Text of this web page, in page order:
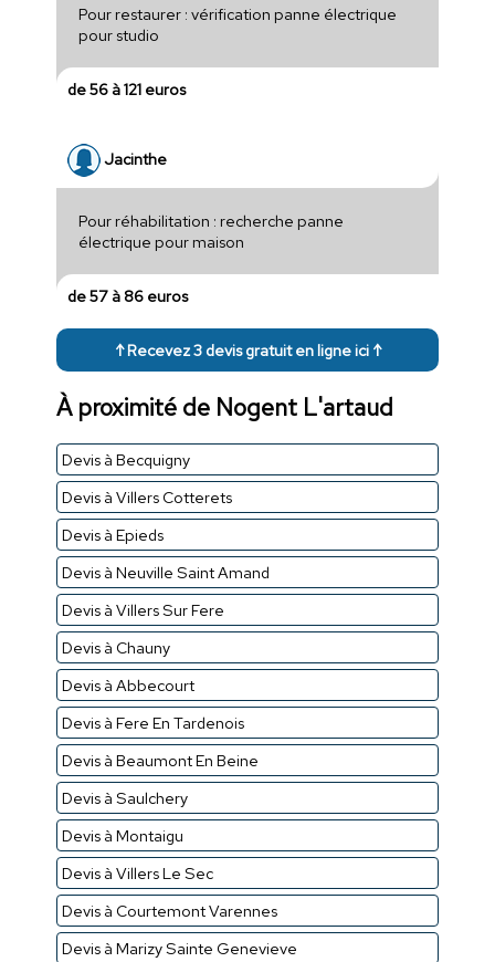
Pour restaurer : vérification panne électrique
pour studio
de 56 à 121 euros
Jacinthe
Pour réhabilitation : recherche panne
électrique pour maison
de 57 à 86 euros
↑ Recevez 3 devis gratuit en ligne ici ↑
À proximité de Nogent L'artaud
Devis à Becquigny
Devis à Villers Cotterets
Devis à Epieds
Devis à Neuville Saint Amand
Devis à Villers Sur Fere
Devis à Chauny
Devis à Abbecourt
Devis à Fere En Tardenois
Devis à Beaumont En Beine
Devis à Saulchery
Devis à Montaigu
Devis à Villers Le Sec
Devis à Courtemont Varennes
Devis à Marizy Sainte Genevieve